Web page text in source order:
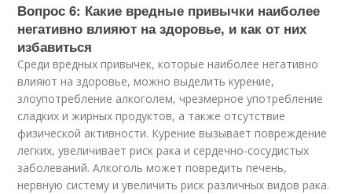
Вопрос 6: Какие вредные привычки наиболее
негативно влияют на здоровье, и как от них
избавиться
Среди вредных привычек, которые наиболее негативно
влияют на здоровье, можно выделить курение,
злоупотребление алкоголем, чрезмерное употребление
сладких и жирных продуктов, а также отсутствие
физической активности. Курение вызывает повреждение
легких, увеличивает риск рака и сердечно-сосудистых
заболеваний. Алкоголь может повредить печень,
нервную систему и увеличить риск различных видов рака.